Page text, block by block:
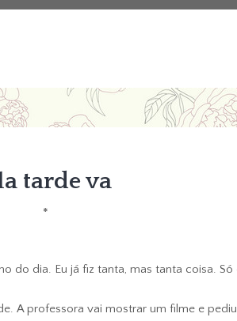
tarde va
*
do dia. Eu já fiz tanta, mas tanta coisa. Só
A professora vai mostrar um filme e